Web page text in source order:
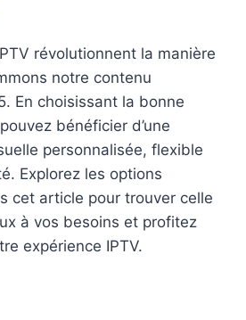
révolutionnent la manière
notre contenu
En choisissant la bonne
bénéficier d’une
personnalisée, flexible
Explorez les options
cet article pour trouver celle
à vos besoins et profitez
expérience IPTV.